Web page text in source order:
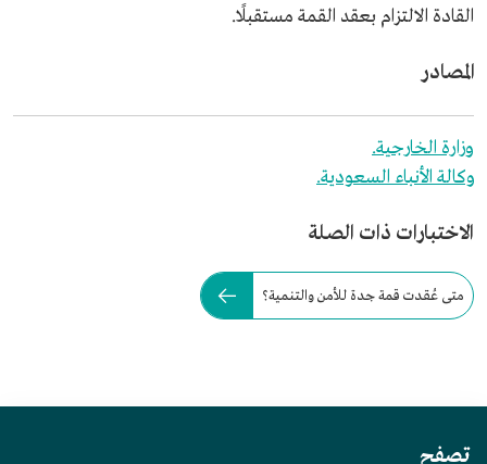
القادة الالتزام بعقد القمة مستقبلًا.
المصادر
وزارة الخارجية.
وكالة الأنباء السعودية.
الاختبارات ذات الصلة
متى عُقدت قمة جدة للأمن والتنمية؟
تصفح